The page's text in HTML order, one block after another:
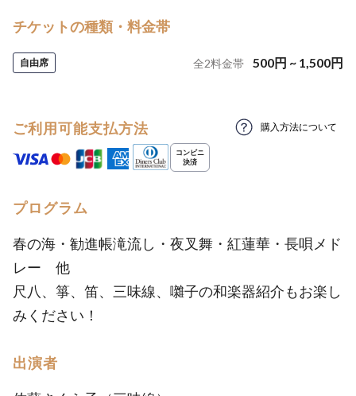
チケットの種類・料金帯
自由席 全2料金帯 500円 ~ 1,500円
ご利用可能支払方法 購入方法について
プログラム
春の海・勧進帳滝流し・夜叉舞・紅蓮華・長唄メド
レー 他
尺八、箏、笛、三味線、囃子の和楽器紹介もお楽し
みください！
出演者